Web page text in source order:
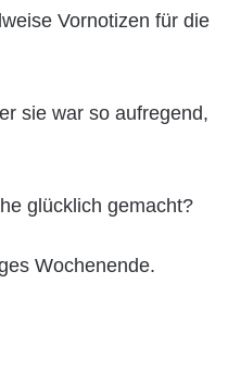
Vornotizen für die
sie war so aufregend,
glücklich gemacht?
Wochenende.